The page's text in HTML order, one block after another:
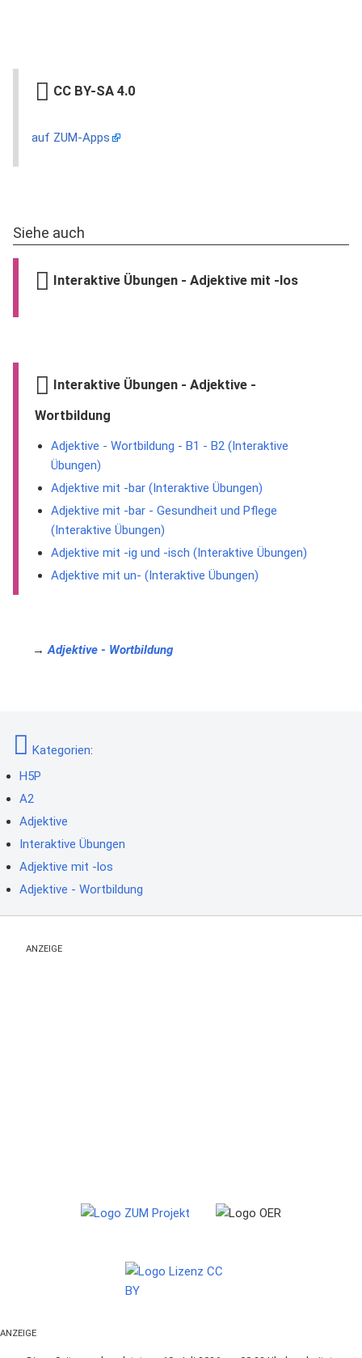
CC BY-SA 4.0
auf ZUM-Apps
Siehe auch
Interaktive Übungen - Adjektive mit -los
Interaktive Übungen - Adjektive -
Wortbildung
Adjektive - Wortbildung - B1 - B2 (Interaktive
Übungen)
Adjektive mit -bar (Interaktive Übungen)
Adjektive mit -bar - Gesundheit und Pflege
(Interaktive Übungen)
Adjektive mit -ig und -isch (Interaktive Übungen)
Adjektive mit un- (Interaktive Übungen)
→Adjektive - Wortbildung
Kategorien:
H5P
A2
Adjektive
Interaktive Übungen
Adjektive mit -los
Adjektive - Wortbildung
ANZEIGE
ANZEIGE